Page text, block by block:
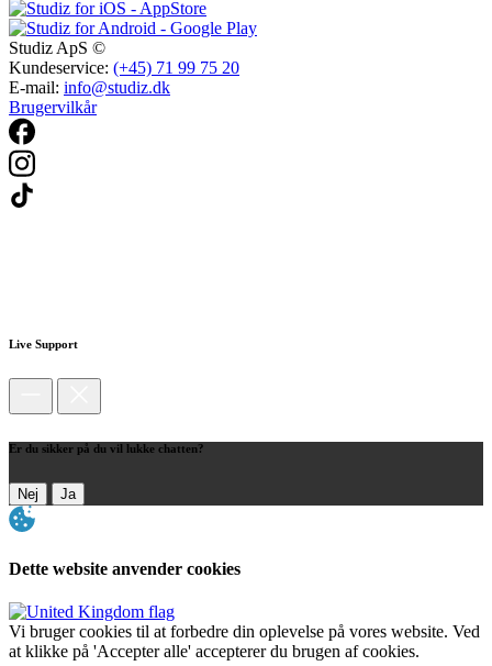
Studiz ApS ©
Kundeservice: (+45) 71 99 75 20
E-mail: info@studiz.dk
Brugervilkår
Live Support
Er du sikker på du vil lukke chatten?
Nej Ja
Dette website anvender cookies
Vi bruger cookies til at forbedre din oplevelse på vores website. Ved
at klikke på 'Accepter alle' accepterer du brugen af cookies.